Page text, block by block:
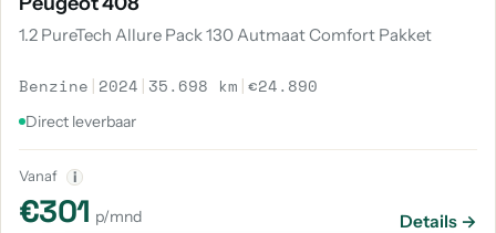
1.2 PureTech Allure Pack 130 Autmaat Comfort Pakket
Benzine | 2024 | 35.698 km |€24.890
Direct leverbaar
Vanaf i
€301 p/mnd Details →